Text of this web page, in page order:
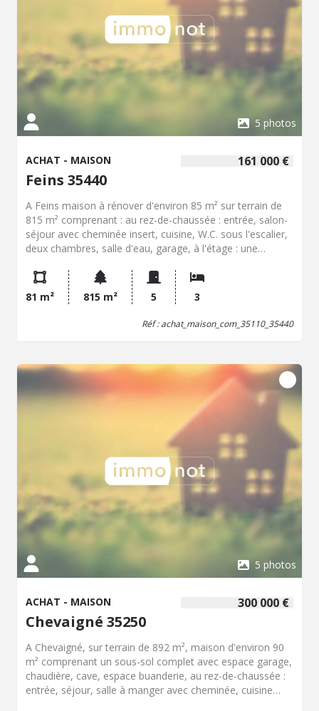
5 photos
161 000 €
ACHAT - MAISON
Feins 35440
A Feins maison à rénover d'environ 85 m² sur terrain de
815 m² comprenant : au rez-de-chaussée : entrée, salon-
séjour avec cheminée insert, cuisine, W.C. sous l'escalier,
deux chambres, salle d'eau, garage, à l'étage : une
Assainissement non collectif non conforme. Classe
énergétique G (461) ; G (120). Prix net vendeur 155.000,00
EUR + hono. négo : 6.000,00 EUR
81 m² 815 m² 5 3
Réf : achat_maison_com_35110_35440
5 photos
300 000 €
ACHAT - MAISON
Chevaigné 35250
A Chevaigné, sur terrain de 892 m², maison d'environ 90
m² comprenant un sous-sol complet avec espace garage,
chaudière, cave, espace buanderie, au rez-de-chaussée :
entrée, séjour, salle à manger avec cheminée, cuisine